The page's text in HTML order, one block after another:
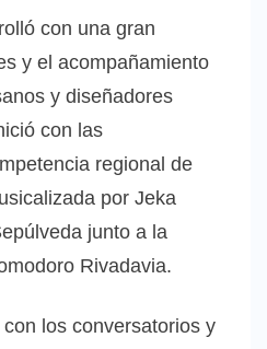
con una gran
y el acompañamiento
y diseñadores
con las
regional de
por Jeka
junto a la
Rivadavia.
los conversatorios y